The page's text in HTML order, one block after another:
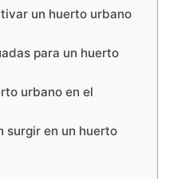
un huerto urbano
para un huerto
urbano en el
surgir en un huerto